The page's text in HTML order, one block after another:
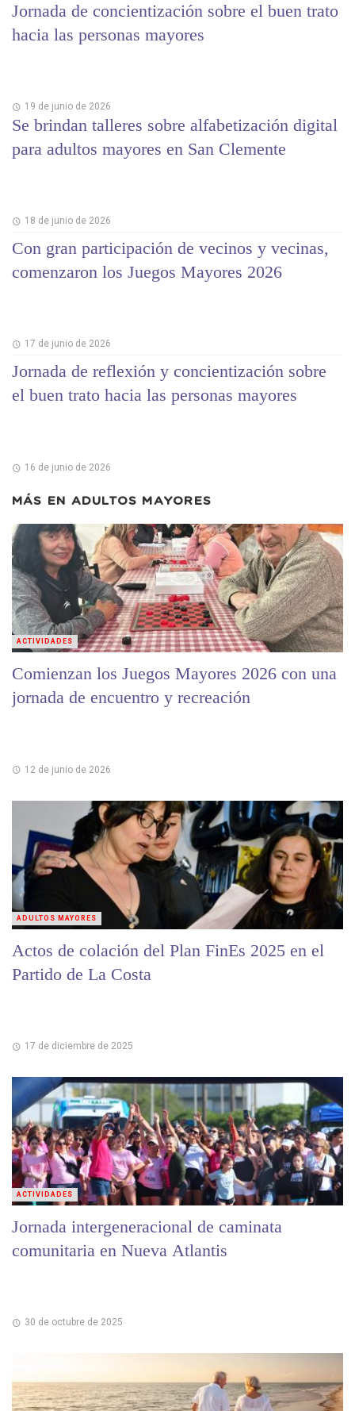
Jornada de concientización sobre el buen trato
hacia las personas mayores
19 de junio de 2026
Se brindan talleres sobre alfabetización digital
para adultos mayores en San Clemente
18 de junio de 2026
Con gran participación de vecinos y vecinas,
comenzaron los Juegos Mayores 2026
17 de junio de 2026
Jornada de reflexión y concientización sobre
el buen trato hacia las personas mayores
16 de junio de 2026
MÁS EN ADULTOS MAYORES
Comienzan los Juegos Mayores 2026 con una
jornada de encuentro y recreación
12 de junio de 2026
ACTIVIDADES
Actos de colación del Plan FinEs 2025 en el
Partido de La Costa
17 de diciembre de 2025
ADULTOS MAYORES
Jornada intergeneracional de caminata
comunitaria en Nueva Atlantis
30 de octubre de 2025
ACTIVIDADES